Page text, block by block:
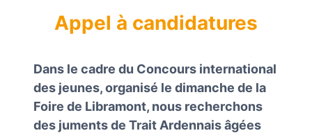
Appel à candidatures
Dans le cadre du Concours international
des jeunes, organisé le dimanche de la
Foire de Libramont, nous recherchons
des juments de Trait Ardennais âgées